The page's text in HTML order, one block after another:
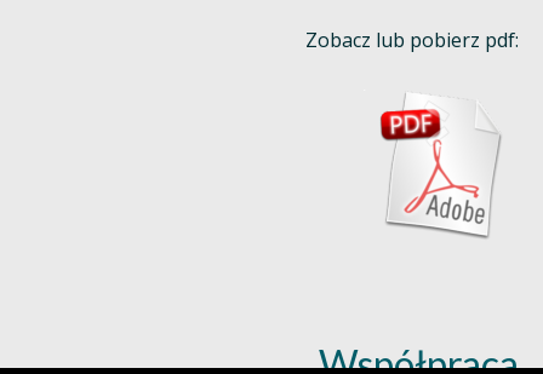
Zobacz lub pobierz pdf:
Współpraca